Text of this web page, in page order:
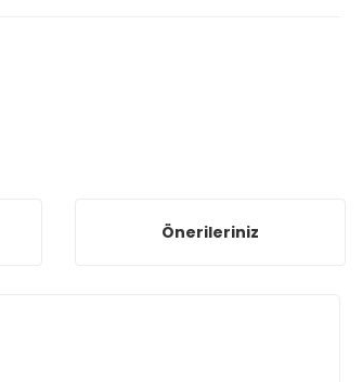
Önerileriniz